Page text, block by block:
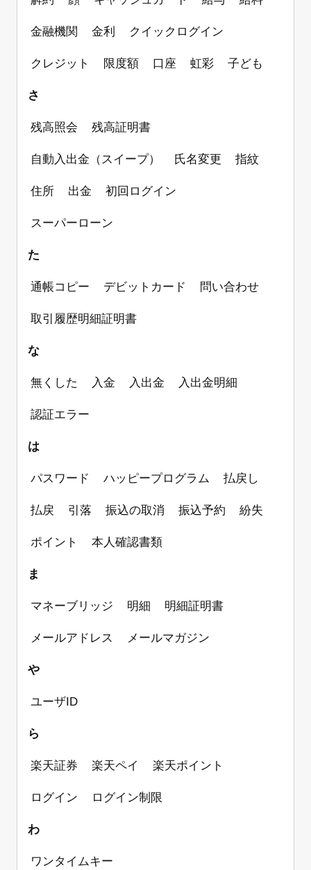
金融機関 金利 クイックログイン
クレジット 限度額 口座 虹彩 子ども
さ
残高照会 残高証明書
自動入出金（スイープ） 氏名変更 指紋
住所 出金 初回ログイン
スーパーローン
た
通帳コピー デビットカード 問い合わせ
取引履歴明細証明書
な
無くした 入金 入出金 入出金明細
認証エラー
は
パスワード ハッピープログラム 払戻し
払戻 引落 振込の取消 振込予約 紛失
ポイント 本人確認書類
ま
マネーブリッジ 明細 明細証明書
メールアドレス メールマガジン
や
ユーザID
ら
楽天証券 楽天ペイ 楽天ポイント
ログイン ログイン制限
わ
ワンタイムキー